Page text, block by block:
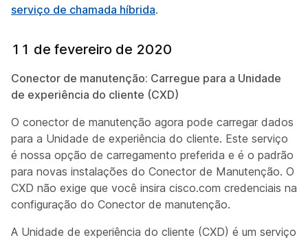
serviço de chamada híbrida.
11 de fevereiro de 2020
Conector de manutenção: Carregue para a Unidade
de experiência do cliente (CXD)
O conector de manutenção agora pode carregar dados
para a Unidade de experiência do cliente. Este serviço
é nossa opção de carregamento preferida e é o padrão
para novas instalações do Conector de Manutenção. O
CXD não exige que você insira cisco.com credenciais na
configuração do Conector de manutenção.
A Unidade de experiência do cliente (CXD) é um serviço